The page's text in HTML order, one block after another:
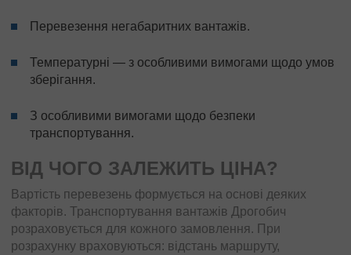
Перевезення негабаритних вантажів.
Температурні — з особливими вимогами щодо умов
зберігання.
З особливими вимогами щодо безпеки
транспортування.
ВІД ЧОГО ЗАЛЕЖИТЬ ЦІНА?
Вартість перевезень формується на основі деяких
факторів. Транспортування вантажів Дрогобич
розраховується для кожного замовлення. При
розрахунку враховуються: відстань маршруту,